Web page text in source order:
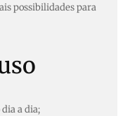
possibilidades para
a dia;